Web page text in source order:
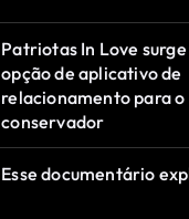
Patriotas In Love
opção de aplicativo de
relacionamento para o
conservador
Esse documentário